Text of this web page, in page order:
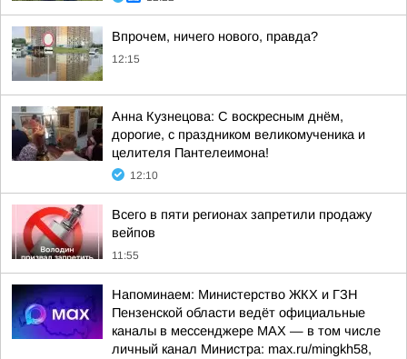
Впрочем, ничего нового, правда?
12:15
Анна Кузнецова: С воскресным днём,
дорогие, с праздником великомученика и
целителя Пантелеимона!
12:10
Всего в пяти регионах запретили продажу
вейпов
11:55
Напоминаем: Министерство ЖКХ и ГЗН
Пензенской области ведёт официальные
каналы в мессенджере МАХ — в том числе
личный канал Министра: max.ru/mingkh58,